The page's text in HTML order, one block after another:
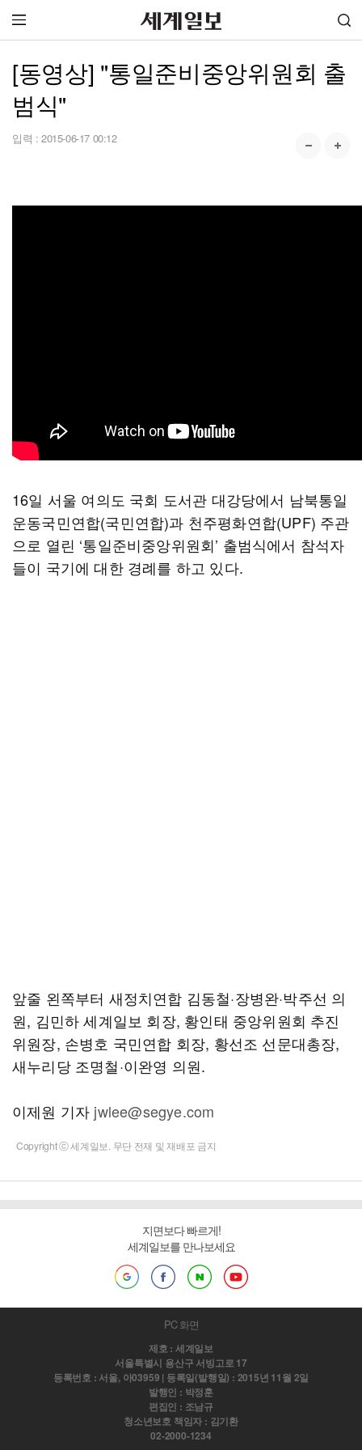
[동영상] "통일준비중앙위원회 출
범식"
입력 : 2015-06-17 00:12
16일 서울 여의도 국회 도서관 대강당에서 남북통일
운동국민연합(국민연합)과 천주평화연합(UPF) 주관
으로 열린 ‘통일준비중앙위원회’ 출범식에서 참석자
들이 국기에 대한 경례를 하고 있다.
앞줄 왼쪽부터 새정치연합 김동철·장병완·박주선 의
원, 김민하 세계일보 회장, 황인태 중앙위원회 추진
위원장, 손병호 국민연합 회장, 황선조 선문대총장,
새누리당 조명철·이완영 의원.
이제원 기자 jwlee@segye.com
Copyright ⓒ 세계일보. 무단 전재 및 재배포 금지
지면보다 빠르게!
세계일보를 만나보세요
PC 화면
제호 : 세계일보
서울특별시 용산구 서빙고로 17
등록번호 : 서울, 아03959 | 등록일(발행일) : 2015년 11월 2일
발행인 : 박정훈
편집인 : 조남규
청소년보호 책임자 : 김기환
02-2000-1234